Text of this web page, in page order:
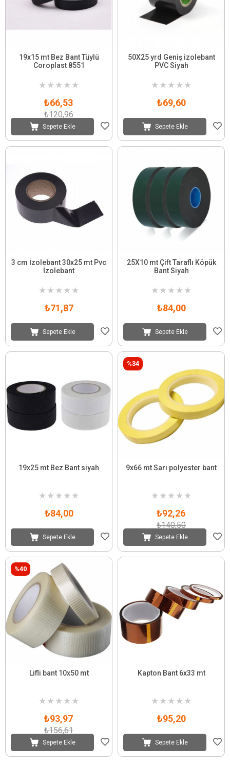
19x15 mt Bez Bant Tüylü
Coroplast 8551
★ ★ ★ ★ ★
₺66,53
₺120,96
Sepete Ekle
50X25 yrd Geniş izolebant
PVC Siyah
★ ★ ★ ★ ★
₺69,60
Sepete Ekle
3 cm İzolebant 30x25 mt Pvc
İzolebant
★ ★ ★ ★ ★
₺71,87
Sepete Ekle
25X10 mt Çift Taraflı Köpük
Bant Siyah
★ ★ ★ ★ ★
₺84,00
Sepete Ekle
19x25 mt Bez Bant siyah
★ ★ ★ ★ ★
₺84,00
Sepete Ekle
9x66 mt Sarı polyester bant
★ ★ ★ ★ ★
₺92,26
₺140,50
Sepete Ekle
%34
Lifli bant 10x50 mt
★ ★ ★ ★ ★
₺93,97
₺156,61
Sepete Ekle
%40
Kapton Bant 6x33 mt
★ ★ ★ ★ ★
₺95,20
Sepete Ekle